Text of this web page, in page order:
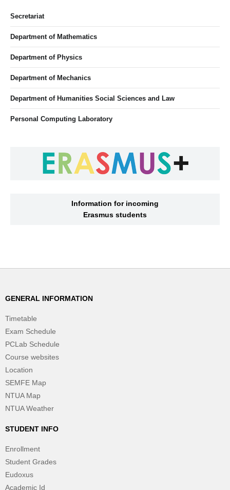
Secretariat
Department of Mathematics
Department of Physics
Department of Mechanics
Department of Humanities Social Sciences and Law
Personal Computing Laboratory
Information for incoming
Erasmus students
GENERAL INFORMATION
Timetable
Exam Schedule
PCLab Schedule
Course websites
Location
SEMFE Map
NTUA Map
NTUA Weather
STUDENT INFO
Enrollment
Student Grades
Eudoxus
Academic Id